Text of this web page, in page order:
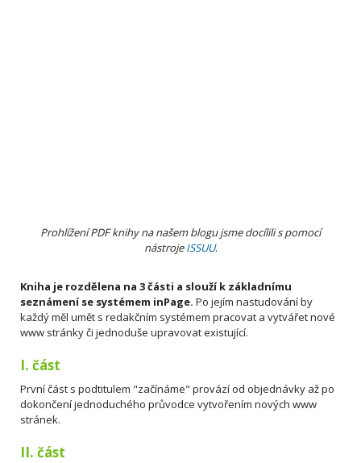
Prohlížení PDF knihy na našem blogu jsme docílili s pomocí
nástrojeISSUU.
Kniha je rozdělena na 3 části a slouží k základnímu
seznámení se systémem inPage. Po jejím nastudování by
každý měl umět s redakčním systémem pracovat a vytvářet nové
www stránky či jednoduše upravovat existující.
I. část
První část s podtitulem "začínáme" provází od objednávky až po
dokončení jednoduchého průvodce vytvořením nových www
stránek.
II. část